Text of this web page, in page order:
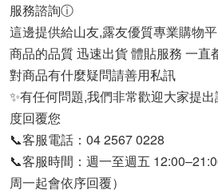
服務諮詢ⓘ
這邊提供給山友,露友優質專業購物
商品的品質 迅速出貨 體貼服務 一直
對商品有什麼疑問請善用私訊
✨有任何問題,我們非常歡迎大家提
度回覆您
📞客服電話：04 2567 0228
📞客服時間：週一至週五
周一起會依序回覆）